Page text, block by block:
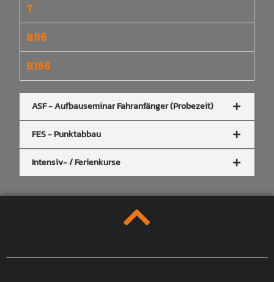
T
B96
B196
ASF - Aufbauseminar Fahranfänger (Probezeit)
FES - Punktabbau
Intensiv- / Ferienkurse